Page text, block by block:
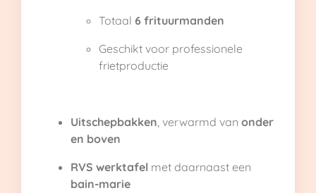
Totaal 6 frituurmanden
Geschikt voor professionele
frietproductie
Uitschepbakken , verwarmd van onder
en boven
RVS werktafel met daarnaast een
bain-marie